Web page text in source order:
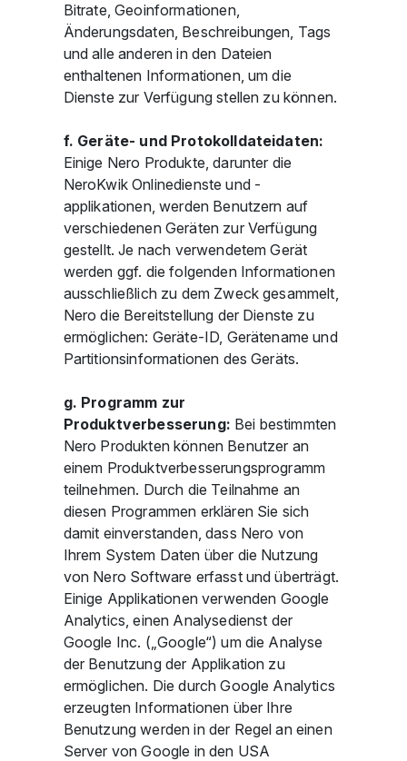
Bitrate, Geoinformationen,
Änderungsdaten, Beschreibungen, Tags
und alle anderen in den Dateien
enthaltenen Informationen, um die
Dienste zur Verfügung stellen zu können.
f. Geräte- und Protokolldateidaten:
Einige Nero Produkte, darunter die
NeroKwik Onlinedienste und -
applikationen, werden Benutzern auf
verschiedenen Geräten zur Verfügung
gestellt. Je nach verwendetem Gerät
werden ggf. die folgenden Informationen
ausschließlich zu dem Zweck gesammelt,
Nero die Bereitstellung der Dienste zu
ermöglichen: Geräte-ID, Gerätename und
Partitionsinformationen des Geräts.
g. Programm zur
Produktverbesserung: Bei bestimmten
Nero Produkten können Benutzer an
einem Produktverbesserungsprogramm
teilnehmen. Durch die Teilnahme an
diesen Programmen erklären Sie sich
damit einverstanden, dass Nero von
Ihrem System Daten über die Nutzung
von Nero Software erfasst und überträgt.
Einige Applikationen verwenden Google
Analytics, einen Analysedienst der
Google Inc. („Google“) um die Analyse
der Benutzung der Applikation zu
ermöglichen. Die durch Google Analytics
erzeugten Informationen über Ihre
Benutzung werden in der Regel an einen
Server von Google in den USA